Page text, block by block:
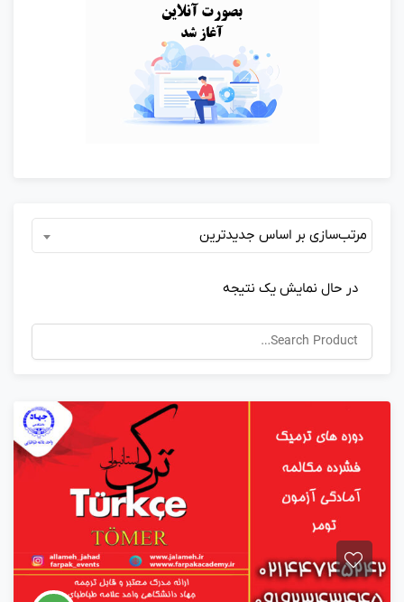
مرتب‌سازی بر اساس جدیدترین
در حال نمایش یک نتیجه